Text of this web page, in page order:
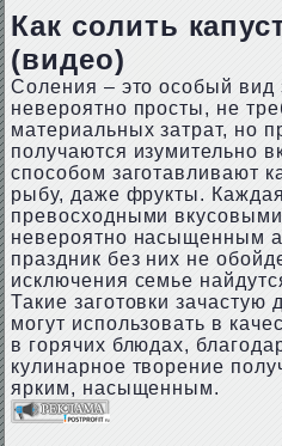
Как солить
(видео)
Соления – это особый вид
невероятно просты, не
материальных затрат, но
получаются изумительно
способом заготавливают
рыбу, даже фрукты. Каждая
превосходными
невероятно насыщенным
праздник без них не
исключения семье
Такие заготовки
могут использовать в
в горячих блюдах,
кулинарное творение
ярким, насыщенным.